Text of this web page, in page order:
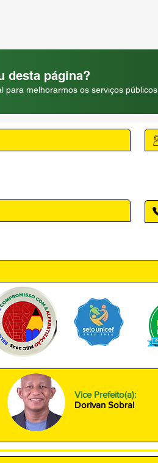
desta página?
para melhorarmos os serviços públicos
Vice Prefeito(a):
Dorivan Sobral